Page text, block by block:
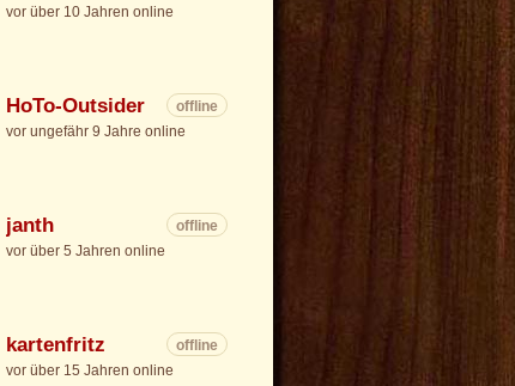
vor über 10 Jahren online
HoTo-Outsider
offline
vor ungefähr 9 Jahre online
janth
offline
vor über 5 Jahren online
kartenfritz
offline
vor über 15 Jahren online